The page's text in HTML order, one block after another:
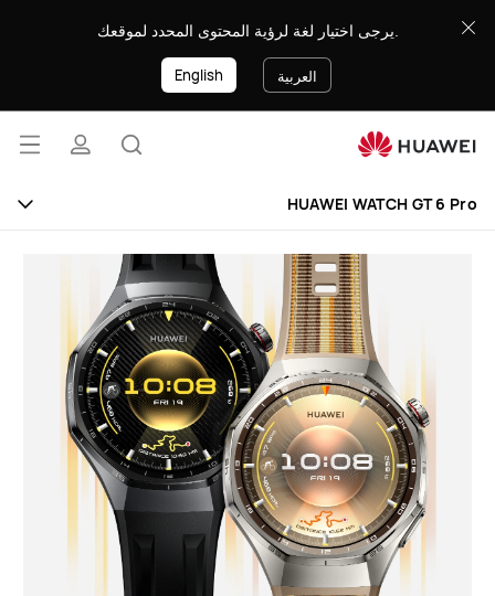
العربية English
فتح
HUAWEI WATCH GT 6 Pro